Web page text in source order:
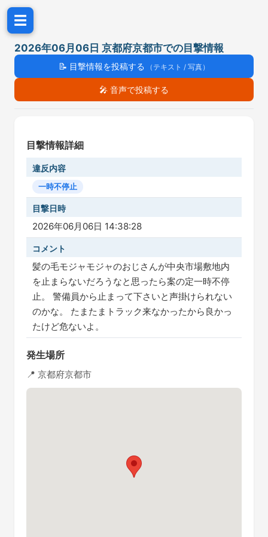
☰
2026年06月06日 京都府京都市での目撃情報
📝 目撃情報を投稿する （テキスト / 写真）
🎤 音声で投稿する
目撃情報詳細
違反内容
一時不停止
目撃日時
2026年06月06日 14:38:28
コメント
髪の毛モジャモジャのおじさんが中央市場敷地内
を止まらないだろうなと思ったら案の定一時不停
止。 警備員から止まって下さいと声掛けられない
のかな。 たまたまトラック来なかったから良かっ
たけど危ないよ。
発生場所
📍 京都府京都市